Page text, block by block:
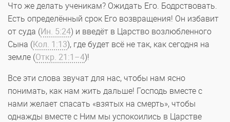
Что же делать ученикам? Ожидать Его. Бодрствовать.
Есть определённый срок Его возвращения! Он избавит
от суда (Ин. 5:24) и введёт в Царство возлюбленного
Сына (Кол. 1:13), где будет всё не так, как сегодня на
земле (Откр. 21:1–4)!
Все эти слова звучат для нас, чтобы нам ясно
понимать, как нам жить дальше! Господь вместе с
нами желает спасать «взятых на смерть», чтобы
однажды вместе с Ним мы успокоились в Царстве